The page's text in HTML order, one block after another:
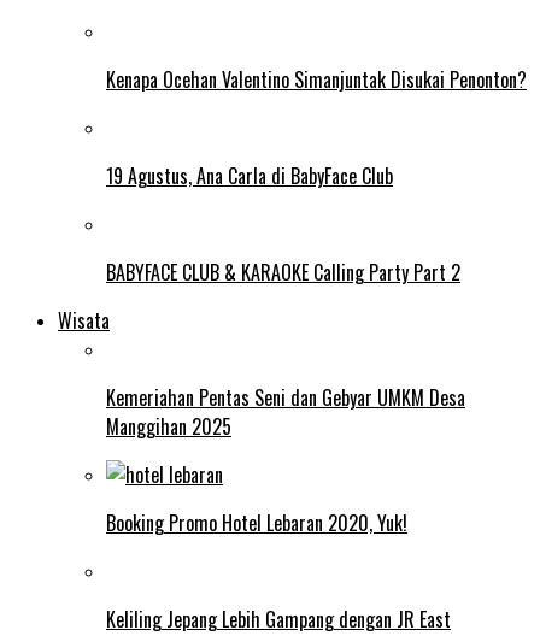
Kenapa Ocehan Valentino Simanjuntak Disukai Penonton?
19 Agustus, Ana Carla di BabyFace Club
BABYFACE CLUB & KARAOKE Calling Party Part 2
Wisata
Kemeriahan Pentas Seni dan Gebyar UMKM Desa
Manggihan 2025
Booking Promo Hotel Lebaran 2020, Yuk!
Keliling Jepang Lebih Gampang dengan JR East